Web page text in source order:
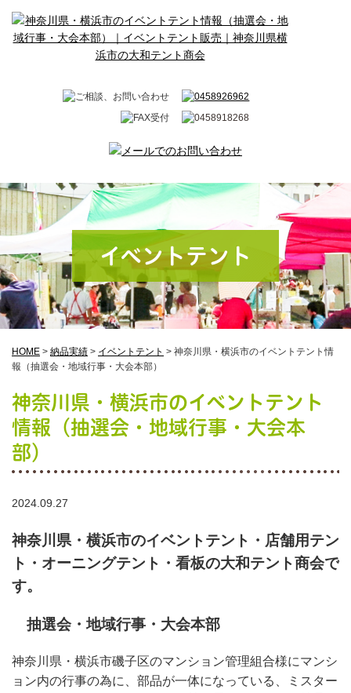
イベントテント
HOME > 納品実績 > イベントテント > 神奈川県・横浜市のイベントテント情
報（抽選会・地域行事・大会本部）
神奈川県・横浜市のイベントテント
情報（抽選会・地域行事・大会本
部）
2024.09.27
神奈川県・横浜市のイベントテント・店舗用テン
ト・オーニングテント・看板の大和テント商会で
す。
抽選会・地域行事・大会本部
神奈川県・横浜市磯子区のマンション管理組合様にマンシ
ョン内の行事の為に、部品が一体になっている、ミスター